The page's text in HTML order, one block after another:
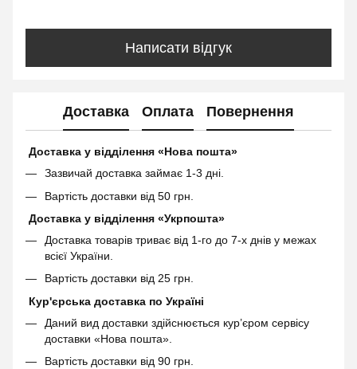
Написати відгук
Доставка Оплата Повернення
Доставка у відділення «Нова пошта»
Зазвичай доставка займає 1-3 дні.
Вартість доставки від 50 грн.
Доставка у відділення «Укрпошта»
Доставка товарів триває від 1-го до 7-х днів у межах
всієї України.
Вартість доставки від 25 грн.
Кур'єрська доставка по Україні
Даний вид доставки здійснюється кур’єром сервісу
доставки «Нова пошта».
Вартість доставки від 90 грн.